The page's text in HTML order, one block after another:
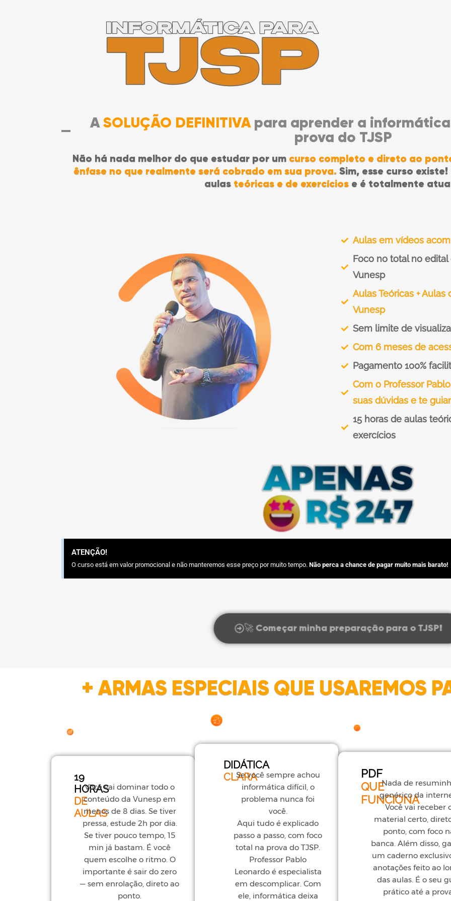
A SOLUÇÃO DEFINITIVApara aprender a
prova do TJSP
Não há nada melhor do que estudar por um curso completo e direto ao
ênfase no que realmente será cobrado em sua prova. Sim, esse curso
aulas teóricas e de exercícios e é totalmente
Aulas em vídeos
Foco no total no edital
Vunesp
Aulas Teóricas +
Vunesp
Sem limite de
Com 6 meses de
Pagamento 100%
Com o Professor
suas dúvidas e te
15 horas de aulas
exercícios
ATENÇÃO!
O curso está em valor promocional e não manteremos esse preço por muito tempo. Não perca a chance de pagar muito mais barato!
🚀 Começar minha preparação para o TJSP!
+ ARMAS ESPECIAIS QUE USAREMOS
19
HORAS
DE
AULAS
Você vai dominar todo o
conteúdo da Vunesp em
menos de 8 dias. Se tiver
pressa, estude 2h por dia.
Se tiver pouco tempo, 15
min já bastam. É você
quem escolhe o ritmo. O
importante é sair do zero
— sem enrolação, direto ao
ponto.
DIDÁTICA
CLARA
Se você sempre achou
informática difícil, o
problema nunca foi
você.
Aqui tudo é explicado
passo a passo, com foco
total na prova do TJSP.
Professor Pablo
Leonardo é especialista
em descomplicar. Com
ele, informática deixa
PDF
QUE
FUNCIONA
Nada de
genérico da
Você vai receber
material certo,
ponto, com foco
banca. Além disso,
um caderno
anotações feito ao
das aulas. É o seu
prático até a